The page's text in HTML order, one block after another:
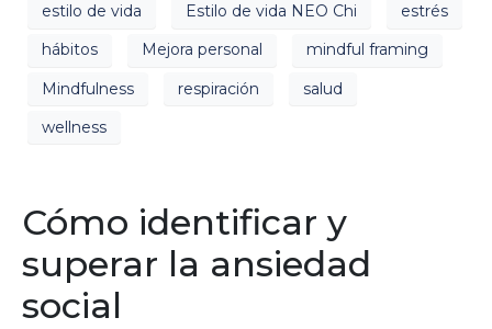
estilo de vida
Estilo de vida NEO Chi
estrés
hábitos
Mejora personal
mindful framing
Mindfulness
respiración
salud
wellness
Cómo identificar y
superar la ansiedad
social